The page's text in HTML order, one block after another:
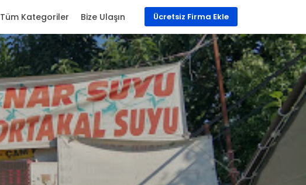
Ücretsiz Firma Ekle
Tüm Kategoriler Bize Ulaşın